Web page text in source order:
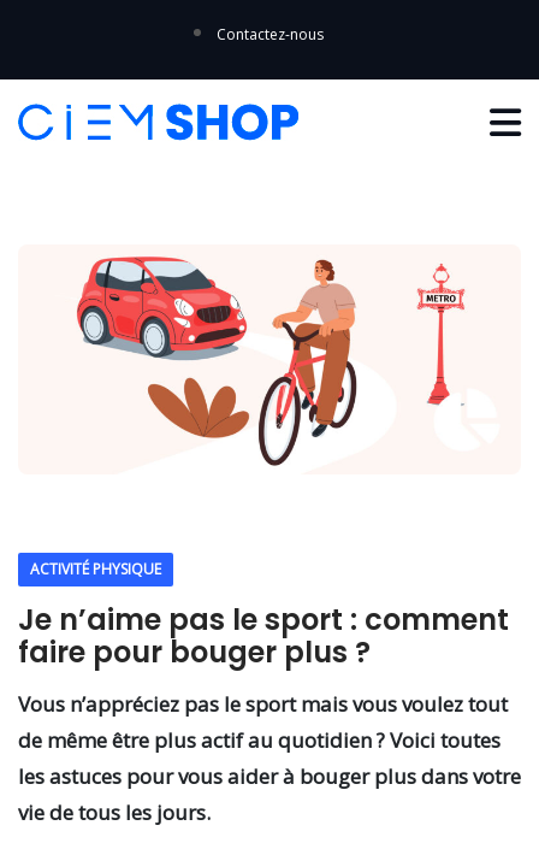
Contactez-nous
ACTIVITÉ PHYSIQUE
Je n’aime pas le sport : comment
faire pour bouger plus ?
Vous n’appréciez pas le sport mais vous voulez tout
de même être plus actif au quotidien ? Voici toutes
les astuces pour vous aider à bouger plus dans votre
vie de tous les jours.